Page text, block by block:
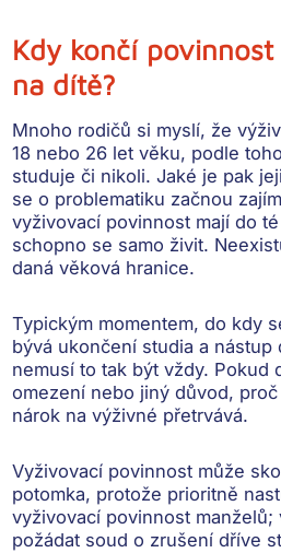
Kdy končí
na dítě?
Mnoho rodičů si myslí, že
18 nebo 26 let věku, podle
studuje či nikoli. Jaké je pak
se o problematiku začnou
vyživovací povinnost mají do
schopno se samo živit.
daná věková hranice.
Typickým momentem, do kdy
bývá ukončení studia a nástup
nemusí to tak být vždy. Pokud
omezení nebo jiný důvod,
nárok na výživné přetrvává.
Vyživovací povinnost může
potomka, protože prioritně
vyživovací povinnost manželů;
požádat soud o zrušení dříve